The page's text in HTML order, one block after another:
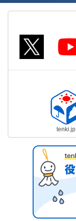
tenki.jp